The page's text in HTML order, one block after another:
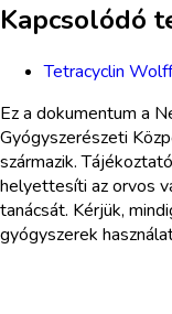
Kapcsolódó
Tetracyclin
Ez a dokumentum a
Gyógyszerészeti
származik.
helyettesíti az orvos
tanácsát. Kérjük,
gyógyszerek